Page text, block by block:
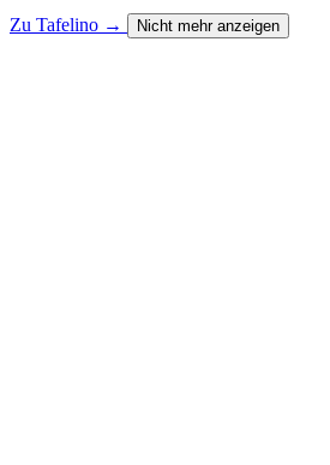
Zu Tafelino → Nicht mehr anzeigen